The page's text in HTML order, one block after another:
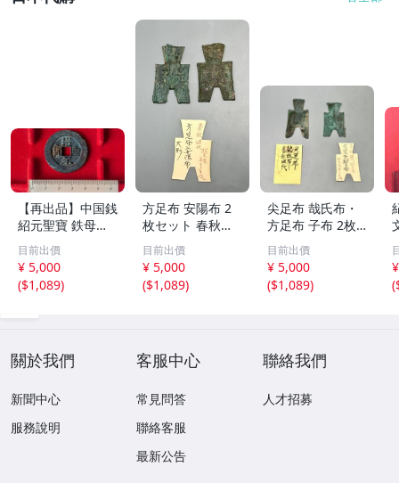
【再出品】中国銭
紹元聖寶 鉄母
銭？
目前出價
¥ 5,000
($1,089)
方足布 安陽布 2
枚セット 春秋戦
国時代 中国古代
銭貨 布貨 布幣 銅
銭 古銭 コレクシ
ョン 貨幣
目前出價
¥ 5,000
($1,089)
尖足布 哉氏布・
方足布 子布 2枚
セット 中国戦国
古銭 布幣 古銭 貨
布 貨幣
目前出價
¥ 5,000
($1,089)
(
關於我們
新聞中心
服務說明
客服中心
常見問答
聯絡客服
最新公告
聯絡我們
人才招募